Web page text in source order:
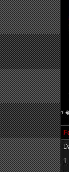
1
1